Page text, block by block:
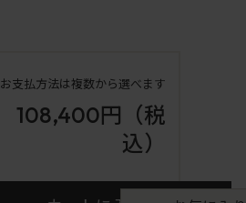
お支払方法は複数から選べます
108,400円 （税
込）